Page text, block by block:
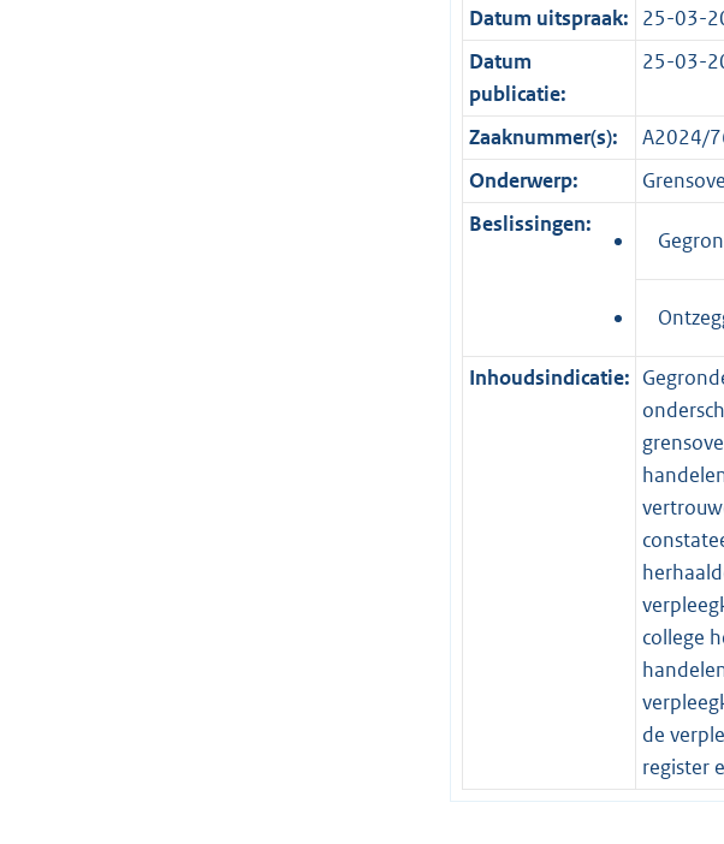
Datum uitspraak: 25-03-
Datum
publicatie:
25-03-
Zaaknummer(s):
A2024/
Onderwerp:
Beslissingen:
Inhoudsindicatie:
college
de
register